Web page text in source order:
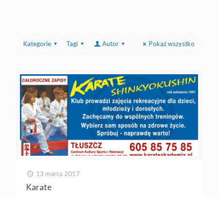
Kategorie Tagi Autor Pokaż wszystko
13 marca 2017
Karate